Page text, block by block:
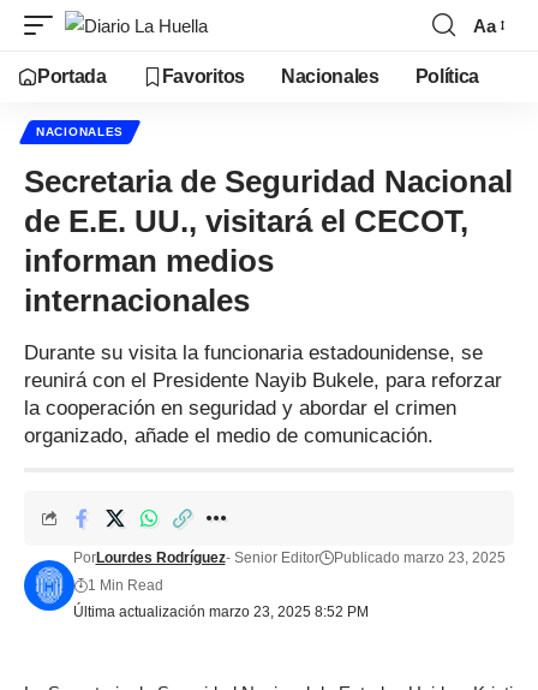
Aa
Portada Favoritos Nacionales Política
NACIONALES
Secretaria de Seguridad Nacional
de E.E. UU., visitará el CECOT,
informan medios
internacionales
Durante su visita la funcionaria estadounidense, se
reunirá con el Presidente Nayib Bukele, para reforzar
la cooperación en seguridad y abordar el crimen
organizado, añade el medio de comunicación.
Última actualización marzo 23, 2025 8:52 PM
PorLourdes Rodríguez- Senior Editor
Publicado marzo 23, 2025
1 Min Read